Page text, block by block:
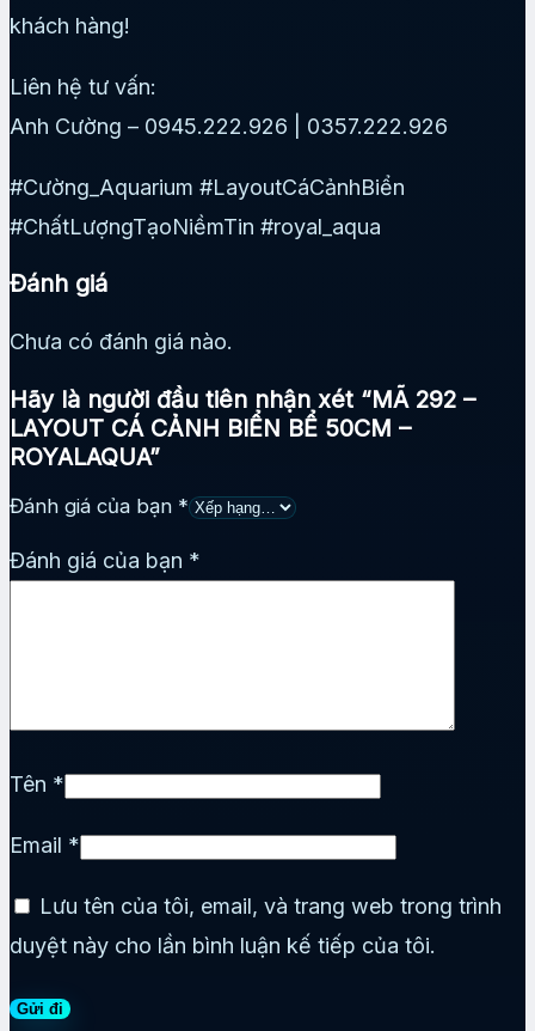
khách hàng!
Liên hệ tư vấn:
Anh Cường – 0945.222.926 | 0357.222.926
#Cường_Aquarium #LayoutCáCảnhBiển
#ChấtLượngTạoNiềmTin #royal_aqua
Đánh giá
Chưa có đánh giá nào.
Hãy là người đầu tiên nhận xét “MÃ 292 –
LAYOUT CÁ CẢNH BIỂN BỂ 50CM –
ROYALAQUA”
Đánh giá của bạn *
Đánh giá của bạn *
Tên *
Email *
Lưu tên của tôi, email, và trang web trong trình
duyệt này cho lần bình luận kế tiếp của tôi.